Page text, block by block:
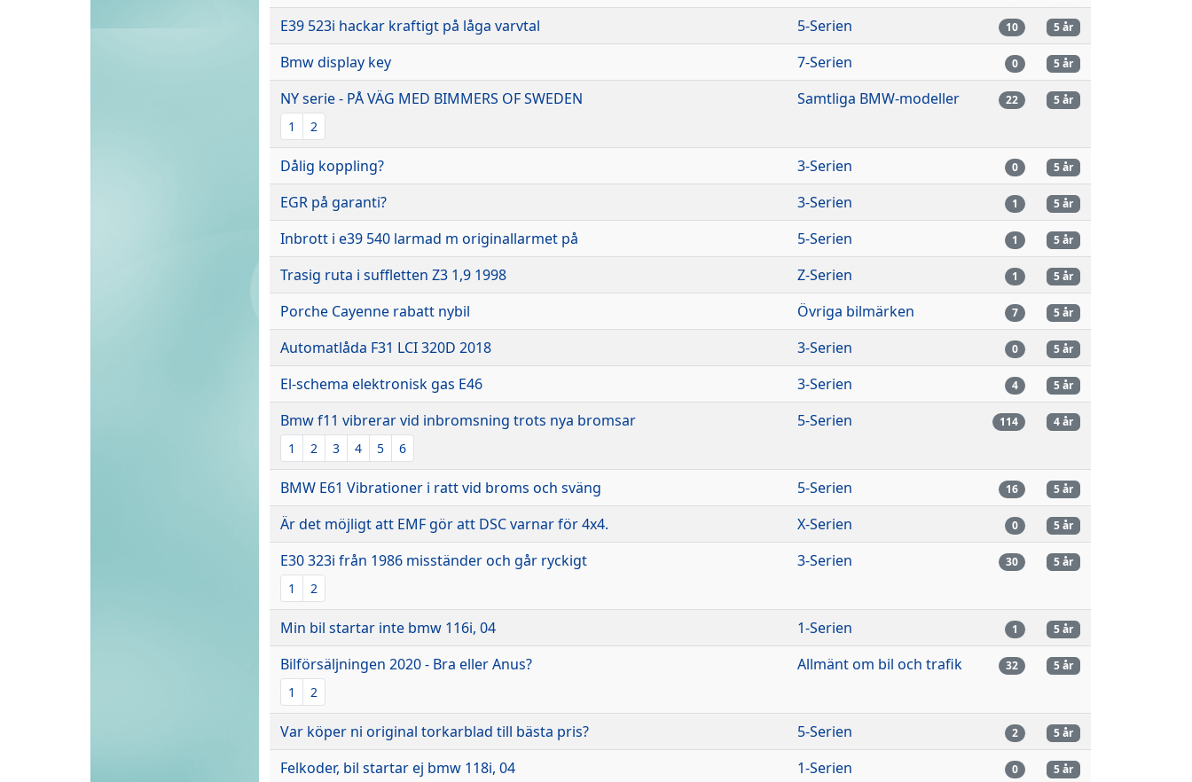
E39 523i hackar kraftigt på låga varvtal 5-Serien 10 5 år
Bmw display key 7-Serien 0 5 år
NY serie - PÅ VÄG MED BIMMERS OF SWEDEN
1 2
Samtliga BMW-modeller 22 5 år
Dålig koppling? 3-Serien 0 5 år
EGR på garanti? 3-Serien 1 5 år
Inbrott i e39 540 larmad m originallarmet på 5-Serien 1 5 år
Trasig ruta i suffletten Z3 1,9 1998 Z-Serien 1 5 år
Porche Cayenne rabatt nybil Övriga bilmärken 7 5 år
Automatlåda F31 LCI 320D 2018 3-Serien 0 5 år
El-schema elektronisk gas E46 3-Serien 4 5 år
Bmw f11 vibrerar vid inbromsning trots nya bromsar
1 2 3 4 5 6
5-Serien 114 4 år
BMW E61 Vibrationer i ratt vid broms och sväng 5-Serien 16 5 år
Är det möjligt att EMF gör att DSC varnar för 4x4. X-Serien 0 5 år
E30 323i från 1986 misständer och går ryckigt
1 2
3-Serien 30 5 år
Min bil startar inte bmw 116i, 04 1-Serien 1 5 år
Bilförsäljningen 2020 - Bra eller Anus?
1 2
Allmänt om bil och trafik 32 5 år
Var köper ni original torkarblad till bästa pris? 5-Serien 2 5 år
Felkoder, bil startar ej bmw 118i, 04 1-Serien 0 5 år